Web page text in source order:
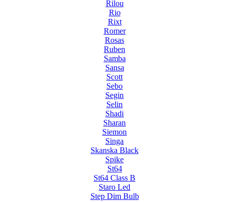
Rilou
Rio
Rixt
Romer
Rosas
Ruben
Samba
Sansa
Scott
Sebo
Segin
Selin
Shadi
Sharan
Siemon
Singa
Skanska Black
Spike
St64
St64 Class B
Staro Led
Step Dim Bulb